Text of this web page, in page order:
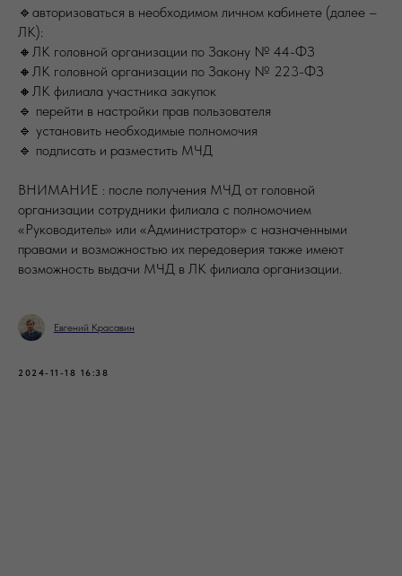
🔹авторизоваться в необходимом личном кабинете (далее –
ЛК):
🔸ЛК головной организации по Закону № 44-ФЗ
🔸ЛК головной организации по Закону № 223-ФЗ
🔸ЛК филиала участника закупок
🔹 перейти в настройки прав пользователя
🔹 установить необходимые полномочия
🔹 подписать и разместить МЧД
ВНИМАНИЕ : после получения МЧД от головной
организации сотрудники филиала с полномочием
«Руководитель» или «Администратор» с назначенными
правами и возможностью их передоверия также имеют
возможность выдачи МЧД в ЛК филиала организации.
Евгений Красавин
2024-11-18 16:38